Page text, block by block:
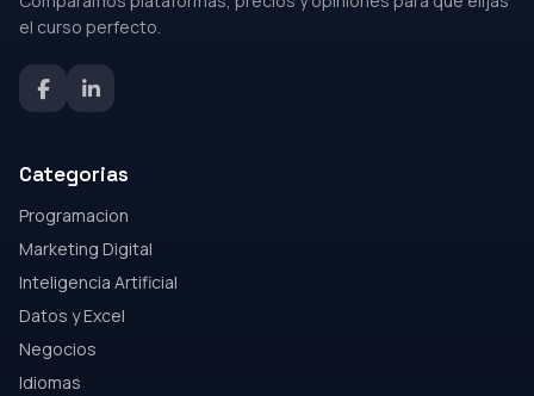
el curso perfecto.
Categorias
Programacion
Marketing Digital
Inteligencia Artificial
Datos y Excel
Negocios
Idiomas